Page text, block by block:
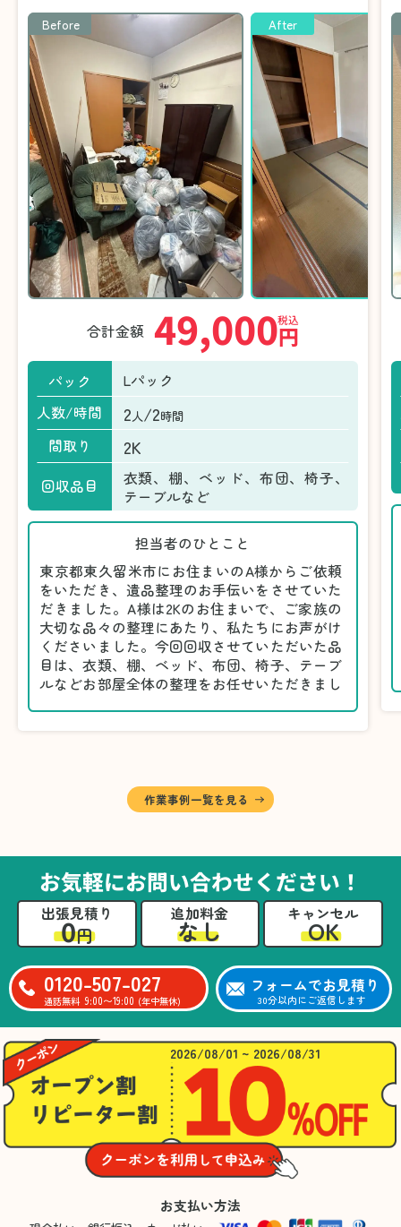
Before After
合計金額 49,000円
税込
パック
Lパック
人数/時間
2人 /2時間
間取り 2K
回収品目
衣類、棚、ベッド、布団、椅子、
テーブルなど
担当者のひとこと
東京都東久留米市にお住まいのA様からご依頼
をいただき、遺品整理のお手伝いをさせていた
だきました。A様は2Kのお住まいで、ご家族の
大切な品々の整理にあたり、私たちにお声がけ
くださいました。今回回収させていただいた品
目は、衣類、棚、ベッド、布団、椅子、テーブ
ルなどお部屋全体の整理をお任せいただきまし
に仕分けしました。
A様から「手際よく進めてくれて助かりまし
るのは難しかったと思います」との温かいお言
葉をいただきました。遺品整理という心の負担
が大きい作業において、少しでもA様の力にな
れたことをスタッフ一同嬉しく思います。
作業事例一覧を見る
お気軽にお問い合わせください！
出張見積り
0円
追加料金
なし
キャンセル
OK
0120-507-027
通話無料 9:00〜19:00 (年中無休)
フォームでお見積り
30分以内にご返信します
2026/08/01 ~ 2026/08/31
お支払い方法